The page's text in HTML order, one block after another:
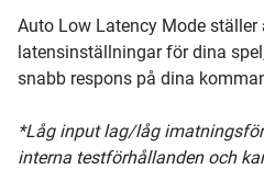
Auto Low Latency Mode
latensinställningar för dina
snabb respons på dina
*Låg input lag/låg
interna testförhållanden och